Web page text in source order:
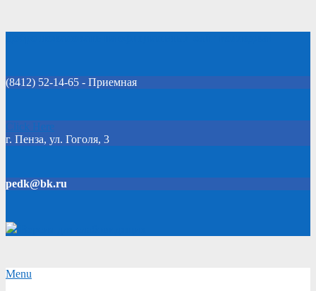
(8412) 52-14-65 - Приемная
Click Here
г. Пенза, ул. Гоголя, 3
pedk@bk.ru
Secondary
Menu